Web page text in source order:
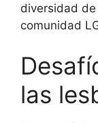
diversidad
comunidad
las